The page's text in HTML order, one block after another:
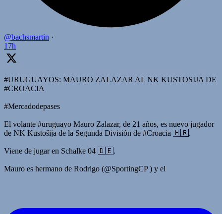
@bachsmartin ·
17h
#URUGUAYOS: MAURO ZALAZAR AL NK KUSTOSIJA DE
#CROACIA
#Mercadodepases
El volante #uruguayo Mauro Zalazar, de 21 años, es nuevo jugador
de NK Kustošija de la Segunda División de #Croacia 🇭🇷.
Viene de jugar en Schalke 04 🇩🇪.
Mauro es hermano de Rodrigo (@SportingCP ) y el